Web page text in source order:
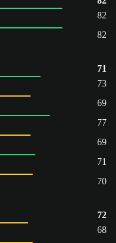
82
82
71
73
69
77
69
71
70
72
68